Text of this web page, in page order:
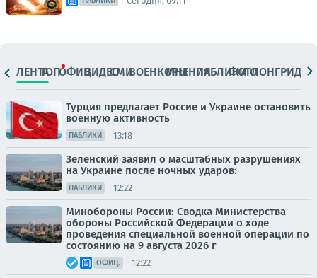
ЛЕНТАТОПОФИЦ.ВИДЕОСМИВОЕНКОРЫМНЕНИЯПАБЛИКИ
ФОТОЛОНГРИДЫ
Турция предлагает Россие и Украине остановить
военную активность
ПАБЛИКИ 13:18
Зеленский заявил о масштабных разрушениях
на Украине после ночных ударов:
ПАБЛИКИ 12:22
Минобороны России: Сводка Министерства
обороны Российской Федерации о ходе
проведения специальной военной операции по
состоянию на 9 августа 2026 г
ОФИЦ. 12:22